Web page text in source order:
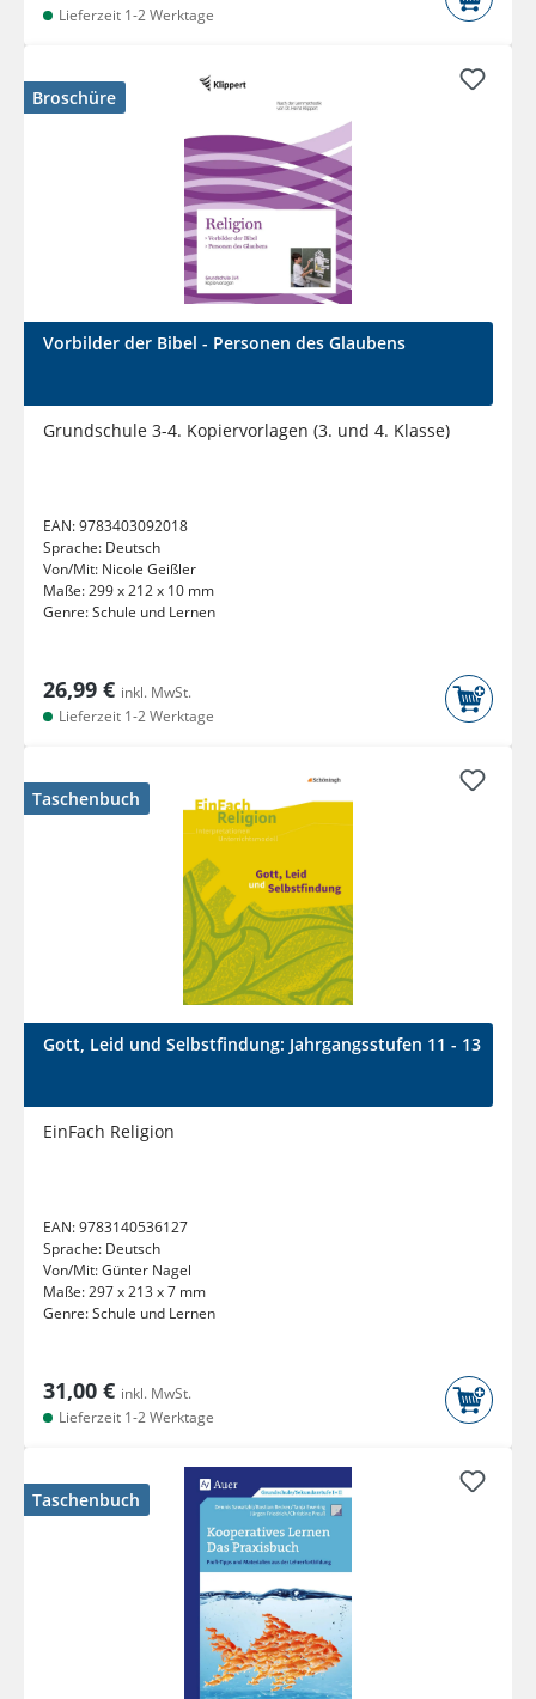
Lieferzeit 1-2 Werktage
Broschüre
Vorbilder der Bibel - Personen des Glaubens
Grundschule 3-4. Kopiervorlagen (3. und 4. Klasse)
EAN:9783403092018
Sprache: Deutsch
Von/Mit: Nicole Geißler
Maße:299 x 212 x 10 mm
Genre:Schule und Lernen
26,99 € inkl. MwSt.
Lieferzeit 1-2 Werktage
Taschenbuch
Gott, Leid und Selbstfindung: Jahrgangsstufen 11 - 13
EinFach Religion
EAN:9783140536127
Sprache: Deutsch
Von/Mit:Günter Nagel
Maße:297 x 213 x 7 mm
Genre:Schule und Lernen
31,00 € inkl. MwSt.
Lieferzeit 1-2 Werktage
Taschenbuch